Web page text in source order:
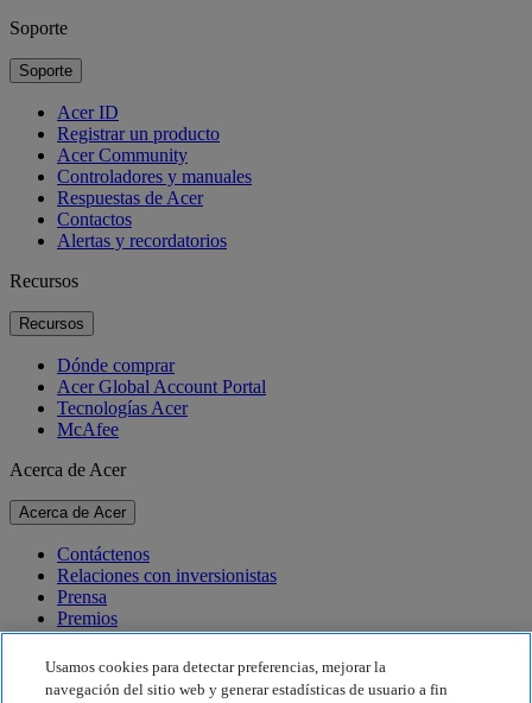
Soporte
Soporte
Acer ID
Registrar un producto
Acer Community
Controladores y manuales
Respuestas de Acer
Contactos
Alertas y recordatorios
Recursos
Recursos
Dónde comprar
Acer Global Account Portal
Tecnologías Acer
McAfee
Acerca de Acer
Acerca de Acer
Contáctenos
Relaciones con inversionistas
Prensa
Premios
Eventos
Sostenibilidad
Usamos cookies para detectar preferencias, mejorar la
navegación del sitio web y generar estadísticas de usuario a fin